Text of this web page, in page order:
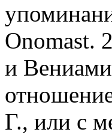
Onomast.
и
Г., или с